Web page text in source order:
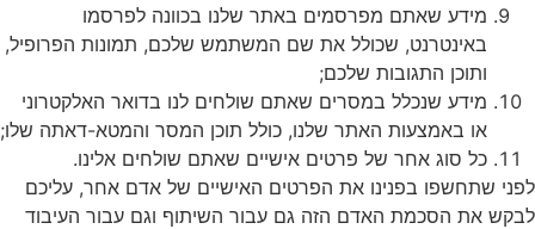
מידע שאתם מפרסמים באתר שלנו בכוונה לפרסמו
באינטרנט, שכולל את שם המשתמש שלכם, תמונות הפרופיל,
ותוכן התגובות שלכם;
מידע שנכלל במסרים שאתם שולחים לנו בדואר האלקטרוני
או באמצעות האתר שלנו, כולל תוכן המסר והמטא-דאתה שלו;
כל סוג אחר של פרטים אישיים שאתם שולחים אלינו.
לפני שתחשפו בפנינו את הפרטים האישיים של אדם אחר, עליכם
לבקש את הסכמת האדם הזה גם עבור השיתוף וגם עבור העיבוד